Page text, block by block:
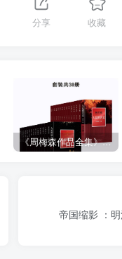
分享 收藏
《周梅森作品全集》[共30册]
帝国缩影 ：